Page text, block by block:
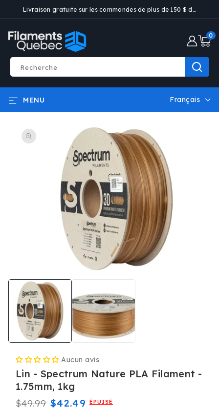
ET PASSER
CONTENU
Livraison gratuite sur les commandes de plus de 150 $ dans certaines villes
Recherche
0
0
MENU
L
a
Français
INFORMATIONS
PRODUITS
Ouvrir
média
1
dans
une
fenêtre
modale
Aucun avis
Lin - Spectrum Nature PLA Filament -
1.75mm, 1kg
Prix
$49.99 Prix
$42.49 ÉPUISÉ